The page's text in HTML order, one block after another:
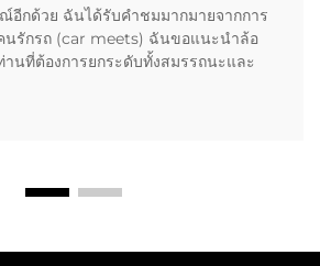
อีกด้วย ฉันได้รับคำชมมากมายจากการ
นรักรถ (car meets) ฉันขอแนะนำล้อ
นที่ต้องการยกระดับทั้งสมรรถนะและ